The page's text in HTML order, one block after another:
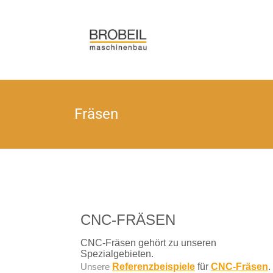
Brobeil-
Fräsen
CNC-FRÄSEN
CNC-Fräsen gehört zu unseren
Spezialgebieten.
Unsere Referenzbeispiele für CNC-Fräsen.